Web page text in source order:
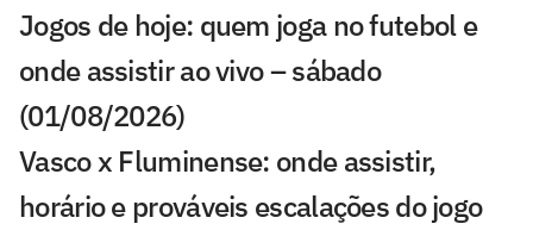
Jogos de hoje: quem joga no futebol e
onde assistir ao vivo – sábado
(01/08/2026)
Vasco x Fluminense: onde assistir,
horário e prováveis escalações do jogo